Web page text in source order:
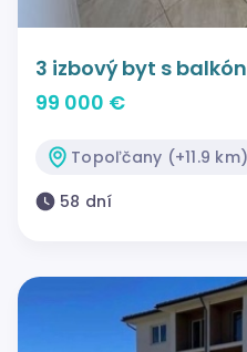
3 izbový byt s
99 000 €
Topoľčany (+11.9 km)
58 dní